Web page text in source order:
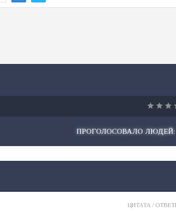
ПРОГОЛОСОВАЛО ЛЮДЕЙ:
ЦИТАТА /